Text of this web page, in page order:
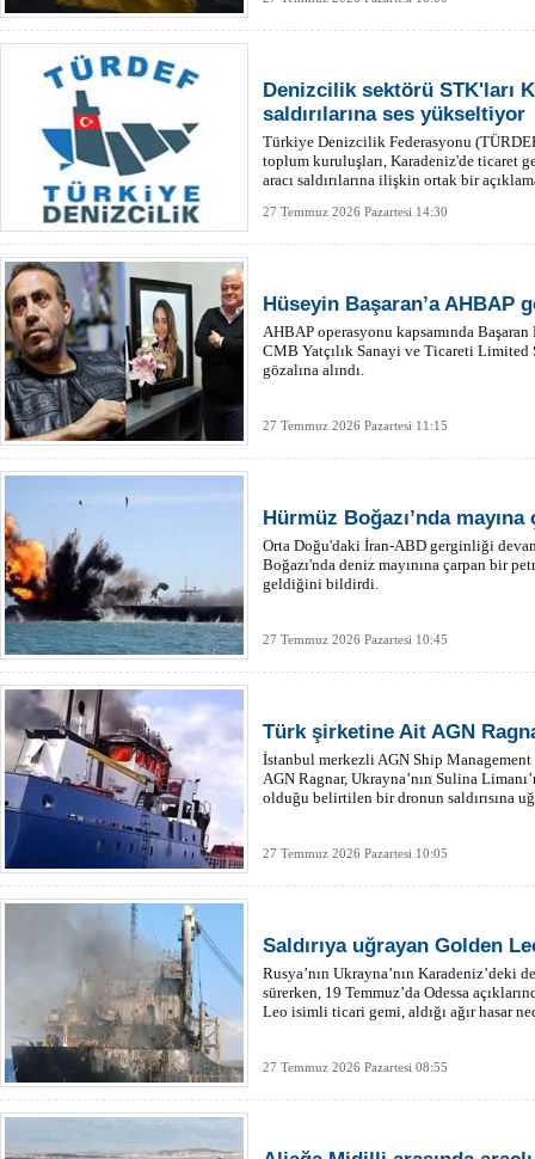
Denizcilik sektörü STK'ları
saldırılarına ses yükseltiyor
Türkiye Denizcilik Federasyonu
toplum kuruluşları, Karadeniz'de ticaret
aracı saldırılarına ilişkin ortak bir
27 Temmuz 2026 Pazartesi 14:30
Hüseyin Başaran’a AHBAP
AHBAP operasyonu kapsamında
CMB Yatçılık Sanayi ve Ticareti Limited
gözalına alındı.
27 Temmuz 2026 Pazartesi 11:15
Hürmüz Boğazı’nda
Orta Doğu'daki İran-ABD gerginliği
Boğazı'nda deniz mayınına çarpan bir
geldiğini bildirdi.
27 Temmuz 2026 Pazartesi 10:45
Türk şirketine Ait AGN
İstanbul merkezli AGN Ship
AGN Ragnar, Ukrayna’nın Sulina
olduğu belirtilen bir dronun saldırısına
27 Temmuz 2026 Pazartesi 10:05
Saldırıya uğrayan Golden
Rusya’nın Ukrayna’nın Karadeniz’deki
sürerken, 19 Temmuz’da Odessa
Leo isimli ticari gemi, aldığı ağır hasar
27 Temmuz 2026 Pazartesi 08:55